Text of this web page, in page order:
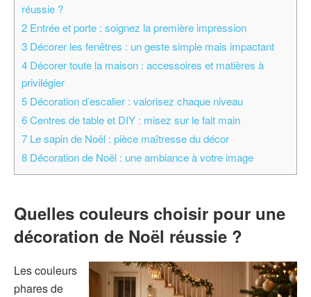
réussie ?
2 Entrée et porte : soignez la première impression
3 Décorer les fenêtres : un geste simple mais impactant
4 Décorer toute la maison : accessoires et matières à
privilégier
5 Décoration d’escalier : valorisez chaque niveau
6Centres de table et DIY : misez sur le fait main
7 Le sapin de Noël : pièce maîtresse du décor
8 Décoration de Noël : une ambiance à votre image
Quelles couleurs choisir pour une
décoration de Noël réussie ?
Les couleurs
phares de